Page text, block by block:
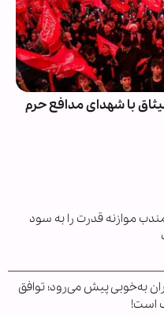
با شهدای مدافع حرم
موازنه قدرت را به سود
به‌خوبی پیش می‌رود؛ توافق
است!